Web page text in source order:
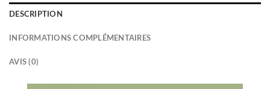
DESCRIPTION
INFORMATIONS COMPLÉMENTAIRES
AVIS (0)